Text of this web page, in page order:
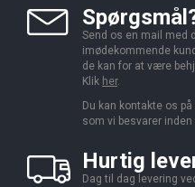
Send os en mail med
imødekommende
de kan for at være
Klik her.
Du kan kontakte os på
som vi besvarer inden
Hurtig
Dag til dag levering